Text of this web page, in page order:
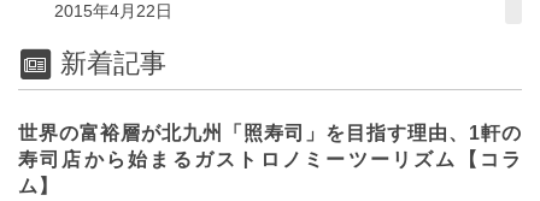
2015年4月22日
新着記事
世界の富裕層が北九州「照寿司」を目指す理由、1軒の
寿司店から始まるガストロノミーツーリズム【コラ
ム】